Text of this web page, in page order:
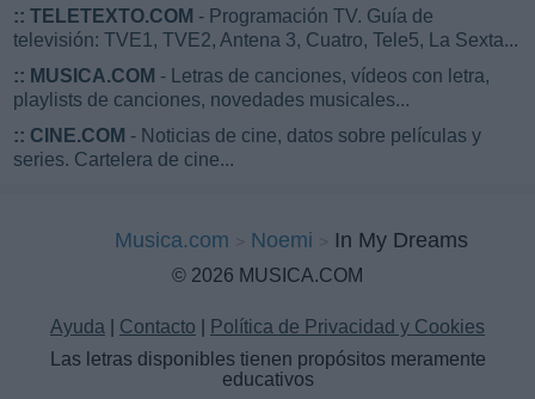
:: TELETEXTO.COM - Programación TV. Guía de
televisión: TVE1, TVE2, Antena 3, Cuatro, Tele5, La Sexta...
:: MUSICA.COM - Letras de canciones, vídeos con letra,
playlists de canciones, novedades musicales...
:: CINE.COM - Noticias de cine, datos sobre películas y
series. Cartelera de cine...
Musica.com Noemi In My Dreams
© 2026 MUSICA.COM
Ayuda Contacto
Política de Privacidad y Cookies
Las letras disponibles tienen propósitos meramente
educativos